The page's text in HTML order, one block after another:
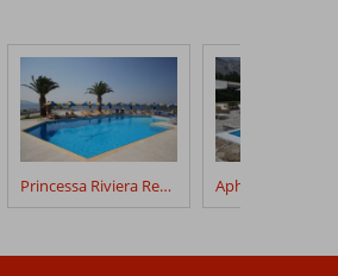
Princessa Riviera Resort